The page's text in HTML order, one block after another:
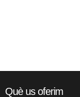
Què us oferim